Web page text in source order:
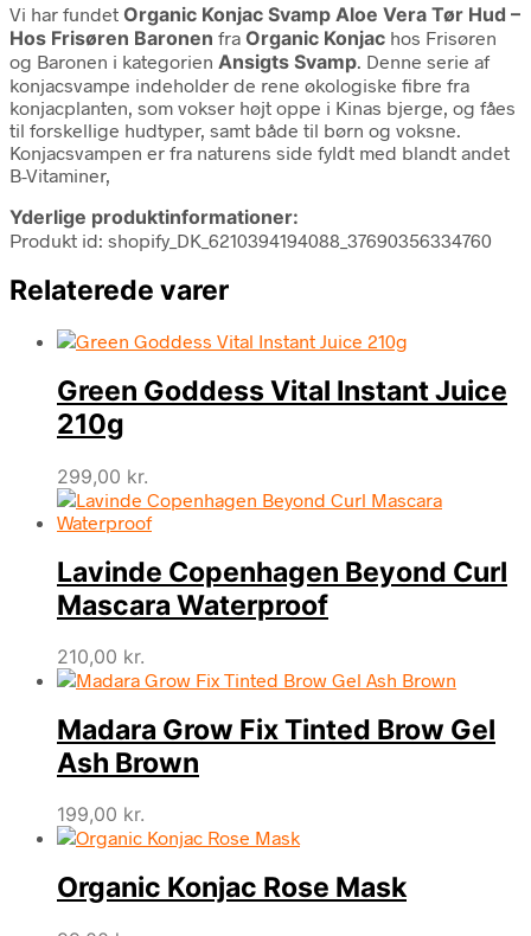
Vi har fundet Organic Konjac Svamp Aloe Vera Tør Hud –
Hos Frisøren Baronen fra Organic Konjac hos Frisøren
og Baronen i kategorien Ansigts Svamp. Denne serie af
konjacsvampe indeholder de rene økologiske fibre fra
konjacplanten, som vokser højt oppe i Kinas bjerge, og fåes
til forskellige hudtyper, samt både til børn og voksne.
Konjacsvampen er fra naturens side fyldt med blandt andet
B-Vitaminer,
Yderlige produktinformationer:
Produkt id: shopify_DK_6210394194088_37690356334760
Relaterede varer
Green Goddess Vital Instant Juice
210g
299,00 kr.
Lavinde Copenhagen Beyond Curl
Mascara Waterproof
210,00 kr.
Madara Grow Fix Tinted Brow Gel
Ash Brown
199,00 kr.
Organic Konjac Rose Mask